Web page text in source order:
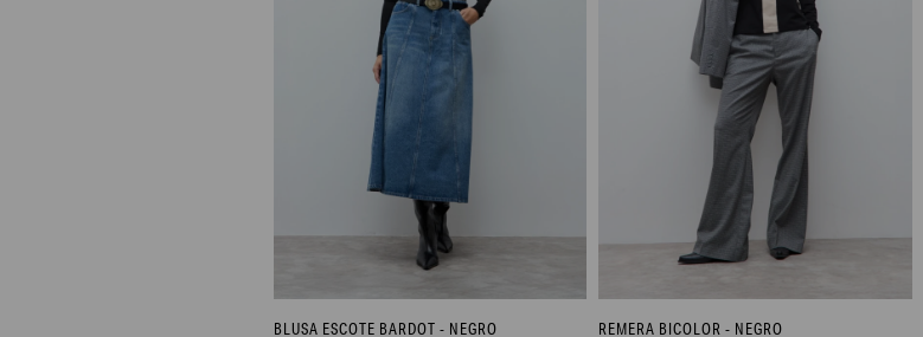
BLUSA ESCOTE BARDOT - NEGRO REMERA BICOLOR - NEGRO